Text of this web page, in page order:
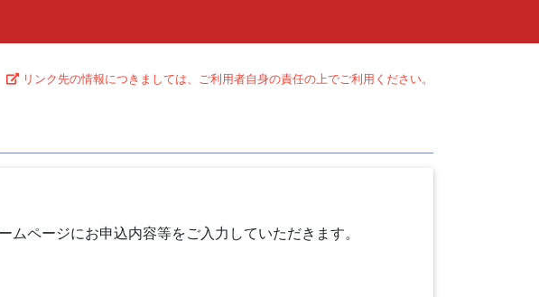
リンク先の情報につきましては、ご利用者自身の責任の上でご利用ください。
ページにお申込内容等をご入力していただきます。